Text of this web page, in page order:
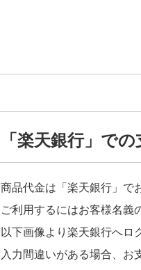
「楽天銀行」で
商品代金は「楽天銀行」で
ご利用するにはお客様名義
以下画像より楽天銀行へロ
入力間違いがある場合、お